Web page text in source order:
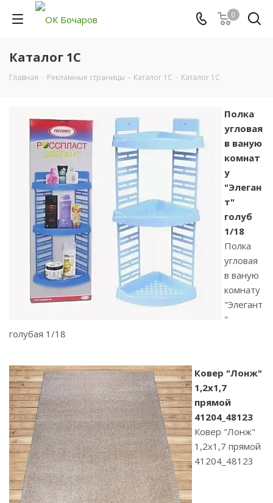
0
Каталог 1С
Главная - Рекламные страницы - Каталог 1С - Каталог 1С
Полка
угловая
в ваную
комнат
у
"Элеган
т"
голуб
1/18
Полка
угловая
в ваную
комнату
"Элегант
"
голубая 1/18
Ковер "Лонж"
1,2х1,7
прямой
41204_48123
Ковер "Лонж"
1,2х1,7 прямой
41204_48123